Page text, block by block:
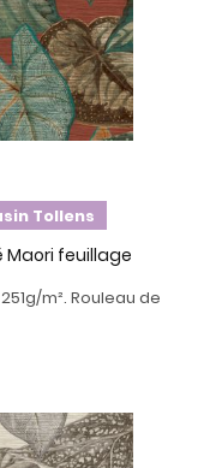
Tollens
Maori feuillage
m². Rouleau de